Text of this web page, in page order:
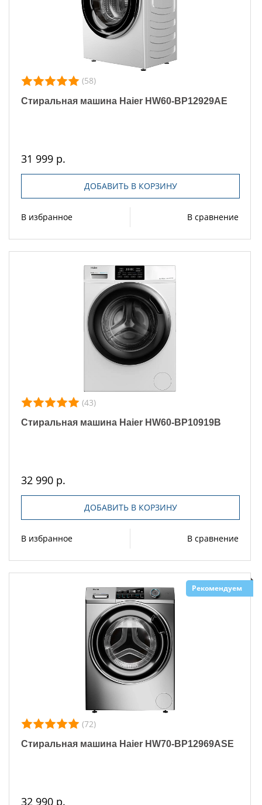
(58)
Стиральная машина Haier HW60-BP12929AE
31 999 р.
ДОБАВИТЬ В КОРЗИНУ
В избранное В сравнение
(43)
Стиральная машина Haier HW60-BP10919B
32 990 р.
ДОБАВИТЬ В КОРЗИНУ
В избранное В сравнение
Рекомендуем
(72)
Стиральная машина Haier HW70-BP12969ASE
32 990 р.